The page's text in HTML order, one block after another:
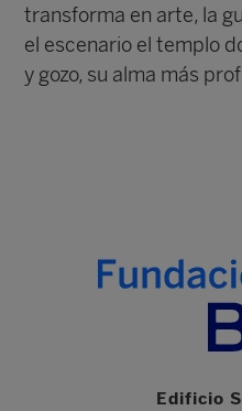
transforma en arte, la
el escenario el templo
y gozo, su alma más
Edificio